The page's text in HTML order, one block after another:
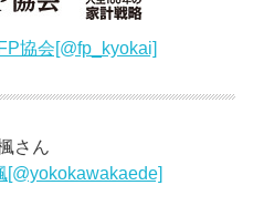
協会[@fp_kyokai]
さん
[@yokokawakaede]